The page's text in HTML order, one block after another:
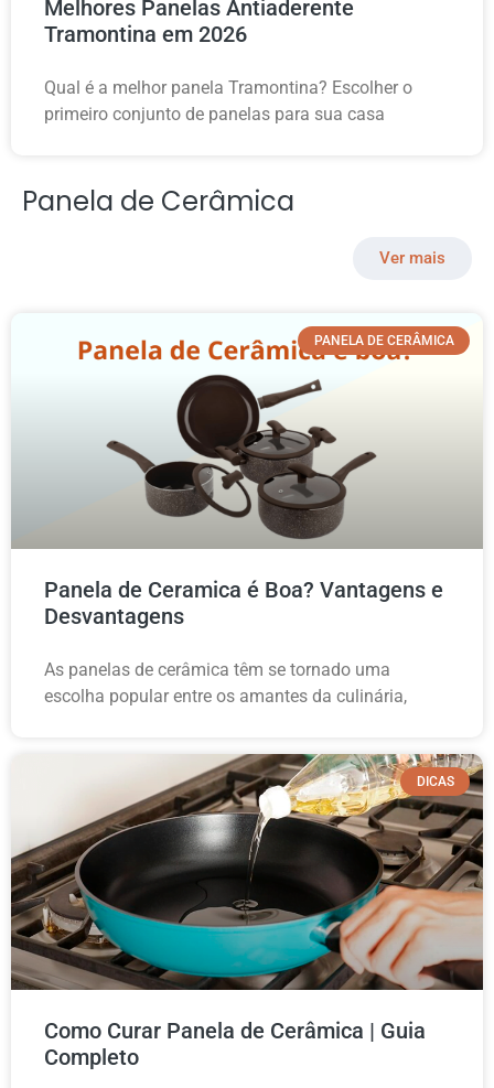
Melhores Panelas Antiaderente
Tramontina em 2026
Qual é a melhor panela Tramontina? Escolher o
primeiro conjunto de panelas para sua casa
Panela de Cerâmica
Ver mais
PANELA DE CERÂMICA
Panela de Ceramica é Boa? Vantagens e
Desvantagens
As panelas de cerâmica têm se tornado uma
escolha popular entre os amantes da culinária,
DICAS
Como Curar Panela de Cerâmica | Guia
Completo